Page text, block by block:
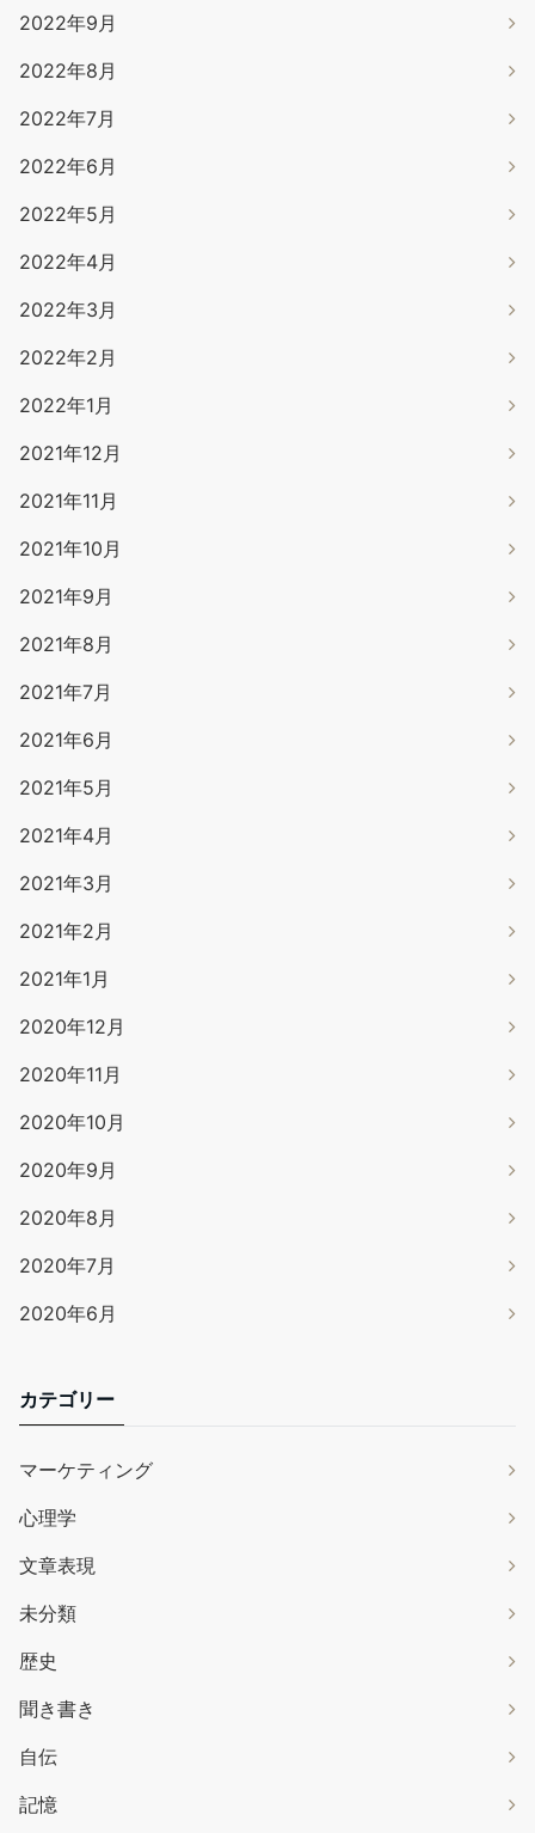
2022年9月
2022年8月
2022年7月
2022年6月
2022年5月
2022年4月
2022年3月
2022年2月
2022年1月
2021年12月
2021年11月
2021年10月
2021年9月
2021年8月
2021年7月
2021年6月
2021年5月
2021年4月
2021年3月
2021年2月
2021年1月
2020年12月
2020年11月
2020年10月
2020年9月
2020年8月
2020年7月
2020年6月
カテゴリー
マーケティング
心理学
文章表現
未分類
歴史
聞き書き
自伝
記憶